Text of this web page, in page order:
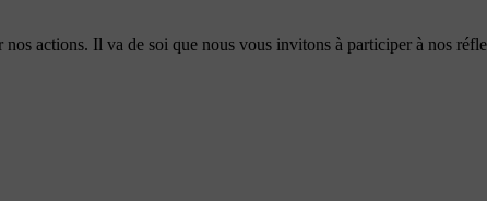
nos actions. Il va de soi que nous vous invitons à participer à nos